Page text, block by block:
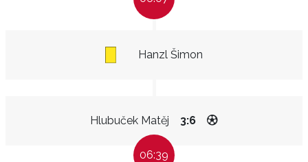
Hanzl Šimon
Hlubuček Matěj 3:6
06:39